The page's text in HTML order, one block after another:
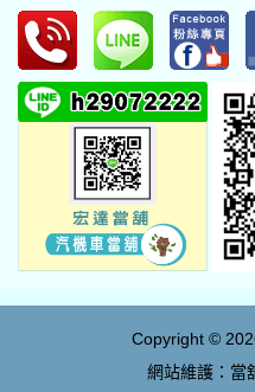
Copyright ©
網站維護： 當